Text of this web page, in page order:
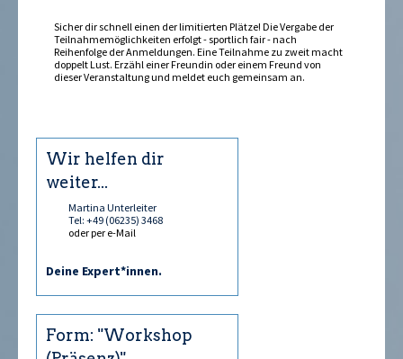
Sicher dir schnell einen der limitierten Plätze! Die Vergabe der
Teilnahmemöglichkeiten erfolgt - sportlich fair - nach
Reihenfolge der Anmeldungen. Eine Teilnahme zu zweit macht
doppelt Lust. Erzähl einer Freundin oder einem Freund von
dieser Veranstaltung und meldet euch gemeinsam an.
Wir helfen dir
weiter...
Martina Unterleiter
Tel: +49 (06235) 3468
oder per e-Mail
Deine Expert*innen.
Form: "Workshop